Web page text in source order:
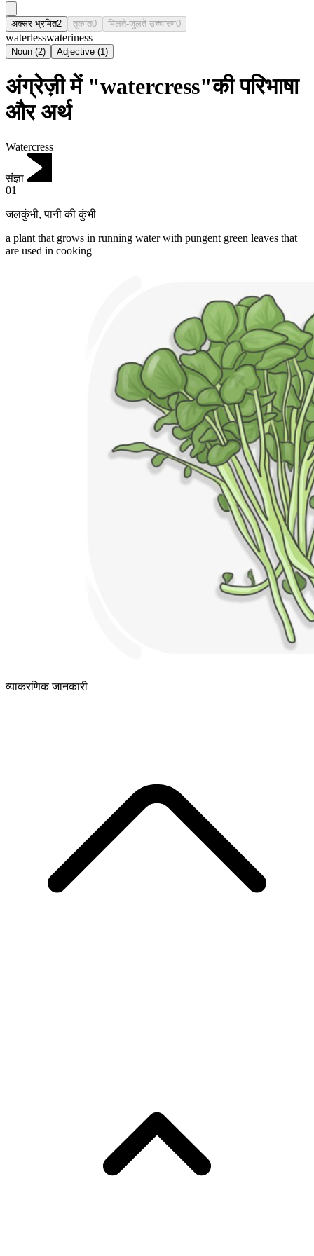
अक्सर भ्रमित2 तुकांत0 मिलते-जुलते उच्चारण0
waterlesswateriness
Noun (2) Adjective (1)
अंग्रेज़ी में "watercress"की परिभाषा
और अर्थ
Watercress
संज्ञा
01
जलकुंभी,पानी की कुंभी
a plant that grows in running water with pungent green leaves that
are used in cooking
व्याकरणिक जानकारी